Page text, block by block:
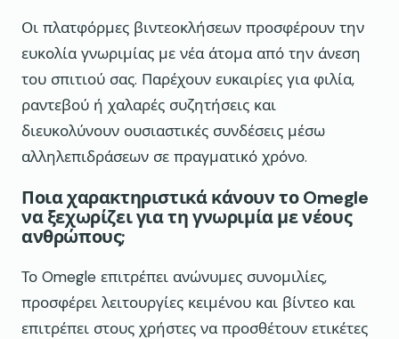
Οι πλατφόρμες βιντεοκλήσεων προσφέρουν την
ευκολία γνωριμίας με νέα άτομα από την άνεση
του σπιτιού σας. Παρέχουν ευκαιρίες για φιλία,
ραντεβού ή χαλαρές συζητήσεις και
διευκολύνουν ουσιαστικές συνδέσεις μέσω
αλληλεπιδράσεων σε πραγματικό χρόνο.
Ποια χαρακτηριστικά κάνουν το Omegle
να ξεχωρίζει για τη γνωριμία με νέους
ανθρώπους;
Το Omegle επιτρέπει ανώνυμες συνομιλίες,
προσφέρει λειτουργίες κειμένου και βίντεο και
επιτρέπει στους χρήστες να προσθέτουν ετικέτες